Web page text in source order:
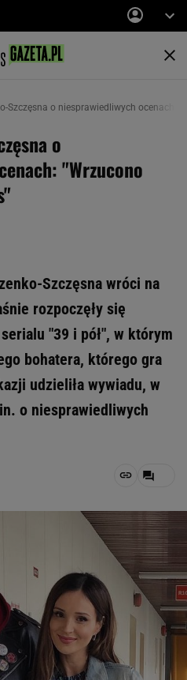
Szczęsna o niesprawiedliwych ocenach:
o
"Wrzucono
Szczęsna wróci na
rozpoczęły się
"39 i pół", w którym
bohatera, którego gra
udzieliła wywiadu, w
o niesprawiedliwych